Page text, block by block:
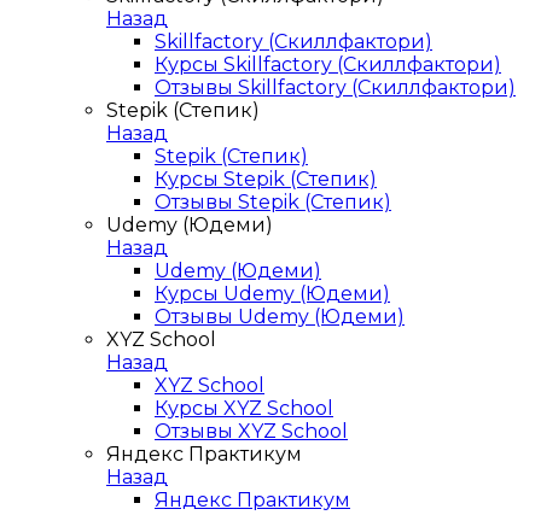
Назад
Skillfactory (Скиллфактори)
Курсы Skillfactory (Скиллфактори)
Отзывы Skillfactory (Скиллфактори)
Stepik (Степик)
Назад
Stepik (Степик)
Курсы Stepik (Степик)
Отзывы Stepik (Степик)
Udemy (Юдеми)
Назад
Udemy (Юдеми)
Курсы Udemy (Юдеми)
Отзывы Udemy (Юдеми)
XYZ School
Назад
XYZ School
Курсы XYZ School
Отзывы XYZ School
Яндекс Практикум
Назад
Яндекс Практикум